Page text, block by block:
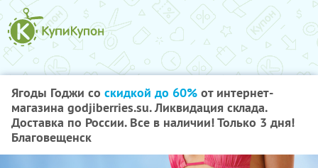
Ягоды Годжи со скидкой до 60% от интернет-
магазина godjiberries.su. Ликвидация склада.
Доставка по России. Все в наличии! Только 3 дня!
Благовещенск